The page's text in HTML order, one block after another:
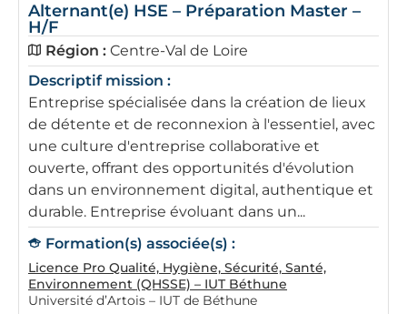
Alternant(e) HSE – Préparation Master –
H/F
Région : Centre-Val de Loire
Descriptif mission :
Entreprise spécialisée dans la création de lieux
de détente et de reconnexion à l'essentiel, avec
une culture d'entreprise collaborative et
ouverte, offrant des opportunités d'évolution
dans un environnement digital, authentique et
durable. Entreprise évoluant dans un...
Formation(s) associée(s) :
Licence Pro Qualité, Hygiène, Sécurité, Santé,
Environnement (QHSSE) – IUT Béthune
Université d’Artois – IUT de Béthune